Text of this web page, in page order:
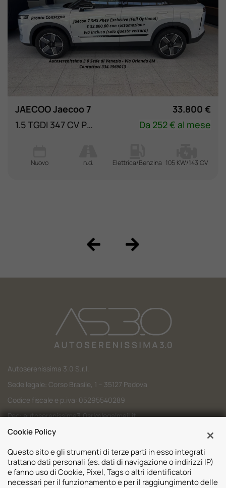
JAECOO Jaecoo 7
33.800 €
1.5 TGDI 347 CV PHEV Exclusive
Da 252 € al mese
Nuovo n.d. Elettrica/Benzina 105 KW/143 CV
Autoserenissima 3.0 S.r.l.
Sede legale: Corso Brasile, 1 – 35127 Padova
Codice fiscale e p.iva: 05295540289
Pec:autoserenissima3.0srl@legalmail.it
Codice SDI: M5UXCR1
Cookie Policy
Questo sito e gli strumenti di terze parti in esso integrati
trattano dati personali (es. dati di navigazione o indirizzi IP)
e fanno uso di Cookie, Pixel, Tags o altri identificatori
necessari per il funzionamento e per il raggiungimento delle